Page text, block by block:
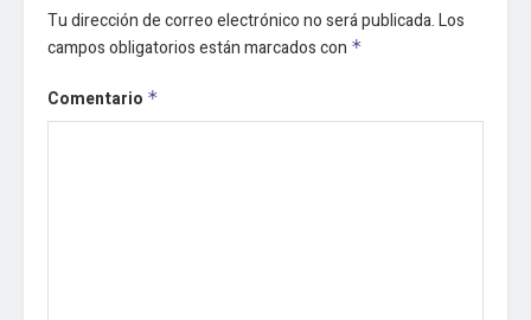
Tu dirección de correo electrónico no será publicada.Los
campos obligatorios están marcados con *
Comentario *